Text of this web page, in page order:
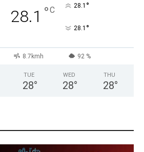
28.1 °C 28.1 °
28.1 °
8.7kmh 92 %
TUE
28°
WED
28°
THU
28°